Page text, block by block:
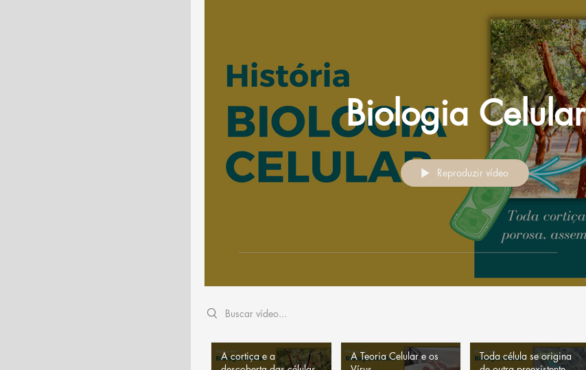
Biologia Celular
Reproduzir vídeo
Search videos
A cortiça e a
A Teoria Celular e os
Toda célula se origina